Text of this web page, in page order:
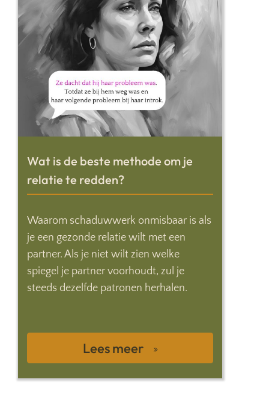
Wat is de beste methode om je
relatie te redden?
Waarom schaduwwerk onmisbaar is als
je een gezonde relatie wilt met een
partner. Als je niet wilt zien welke
spiegel je partner voorhoudt, zul je
steeds dezelfde patronen herhalen.
Lees meer